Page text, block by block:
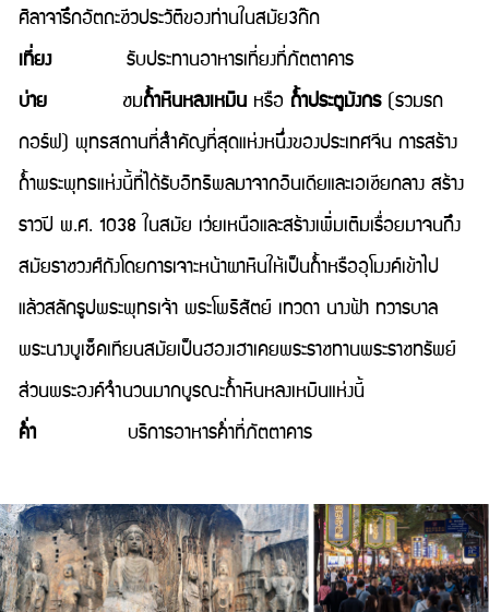
ศิลาจารึกอัตถะชีวประวัติของท่านในสมัย3ก๊ก
เที่ยงรับประทานอาหารเที่ยงที่ภัตตาคาร
บ่าย ชมถ้ำหินหลงเหมิน หรือ ถ้ำประตูมังกร(รวมรถ
กอร์ฟ) พุทธสถานที่สำคัญที่สุดแห่งหนึ่งของประเทศจีน การสร้าง
ถ้ำพระพุทธแห่งนี้ที่ได้รับอิทธิพลมาจากอินเดียและเอเชียกลาง สร้าง
ราวปี พ.ศ. 1038 ในสมัย เว่ยเหนือและสร้างเพิ่มเติมเรื่อยมาจนถึง
สมัยราชวงศ์ถังโดยการเจาะหน้าผาหินให้เป็นถ้ำหรืออุโมงค์เข้าไป
แล้วสลักรูปพระพุทธเจ้า พระโพธิสัตย์ เทวดา นางฟ้า ทวารบาล
พระนางบูเซ็คเทียนสมัยเป็นฮองเฮาเคยพระราชทานพระราชทรัพย์
ส่วนพระองค์จำนวนมากบูรณะถ้ำหินหลงเหมินแห่งนี้
ค่ำบริการอาหารค่ำที่ภัตตาคาร